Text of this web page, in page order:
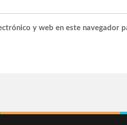
y web en este navegador